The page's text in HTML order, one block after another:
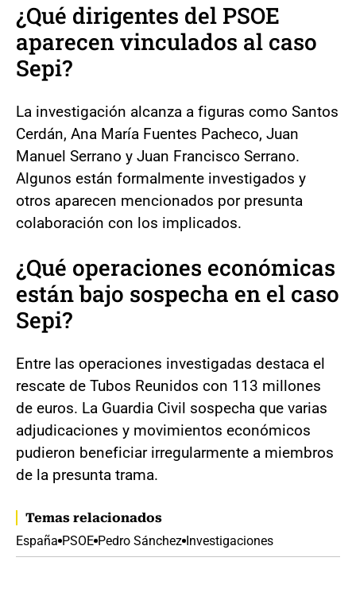
¿Qué dirigentes del PSOE
aparecen vinculados al caso
Sepi?
La investigación alcanza a figuras como Santos
Cerdán, Ana María Fuentes Pacheco, Juan
Manuel Serrano y Juan Francisco Serrano.
Algunos están formalmente investigados y
otros aparecen mencionados por presunta
colaboración con los implicados.
¿Qué operaciones económicas
están bajo sospecha en el caso
Sepi?
Entre las operaciones investigadas destaca el
rescate de Tubos Reunidos con 113 millones
de euros. La Guardia Civil sospecha que varias
adjudicaciones y movimientos económicos
pudieron beneficiar irregularmente a miembros
de la presunta trama.
Temas relacionados
España PSOE Pedro Sánchez Investigaciones